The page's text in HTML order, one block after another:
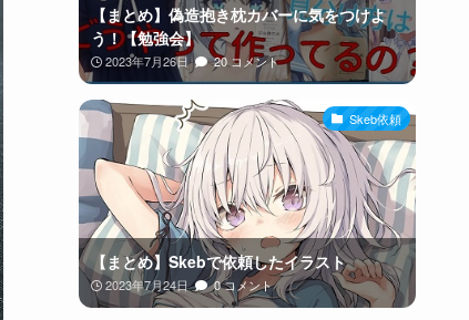
【まとめ】偽造抱き枕カバーに気をつけよ
う！【勉強会】
2023年7月26日 20 コメント
Skeb依頼
【まとめ】Skebで依頼したイラスト
2023年7月24日 0 コメント